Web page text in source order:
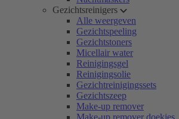
Gezichtsreinigers
Alle weergeven
Gezichtspeeling
Gezichtstoners
Micellair water
Reinigingsgel
Reinigingsolie
Gezichtreinigingssets
Gezichtszeep
Make-up remover
Make-up remover doekjes